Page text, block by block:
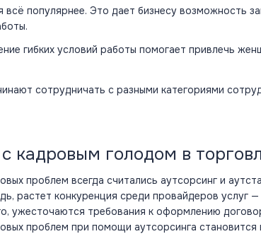
популярнее. Это дает бизнесу возможность
гибких условий работы помогает привлечь
сотрудничать с разными категориями
кадровым голодом в
проблем всегда считались аутсорсинг и
растет конкуренция среди провайдеров услуг
ужесточаются требования к оформлению
проблем при помощи аутсорсинга становится